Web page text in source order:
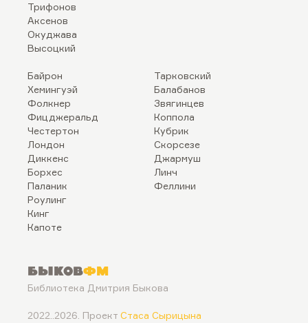
Трифонов
Аксенов
Окуджава
Высоцкий
Байрон
Хемингуэй
Фолкнер
Фицджеральд
Честертон
Лондон
Диккенс
Борхес
Паланик
Роулинг
Кинг
Капоте
Тарковский
Балабанов
Звягинцев
Коппола
Кубрик
Скорсезе
Джармуш
Линч
Феллини
БыковФМ
Библиотека Дмитрия Быкова
2022..2026. Проект Стаса Сырицына